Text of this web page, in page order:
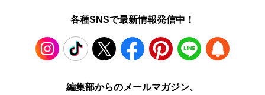
各種SNSで最新情報発信中！
TikTok Facebook Pinterest LINE
編集部からのメールマガジン、